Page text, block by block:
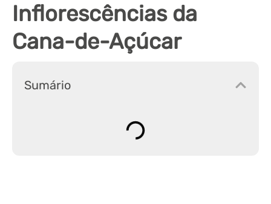
Inflorescências da
Cana-de-Açúcar
Sumário